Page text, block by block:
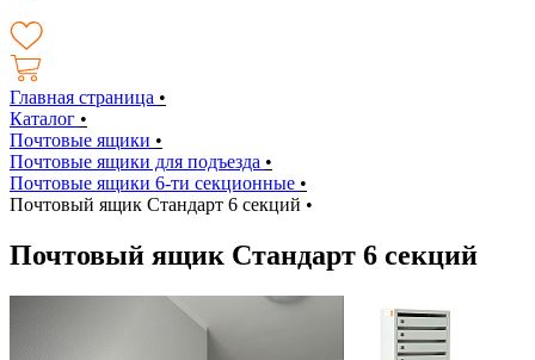
Главная страница •
Каталог •
Почтовые ящики •
Почтовые ящики для подъезда •
Почтовые ящики 6-ти секционные •
Почтовый ящик Стандарт 6 секций •
Почтовый ящик Стандарт 6 секций